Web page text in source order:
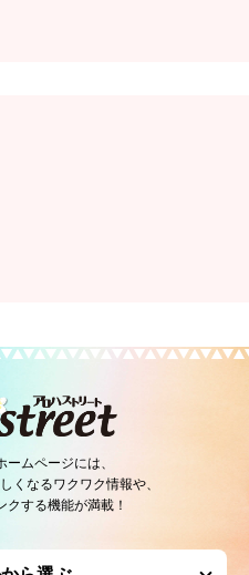
ムページには、
くなるワクワク情報や、
する機能が満載！